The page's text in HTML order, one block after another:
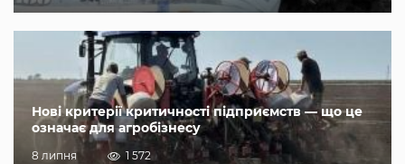
Нові критерії критичності підприємств — що це
означає для агробізнесу
8 липня 1 572